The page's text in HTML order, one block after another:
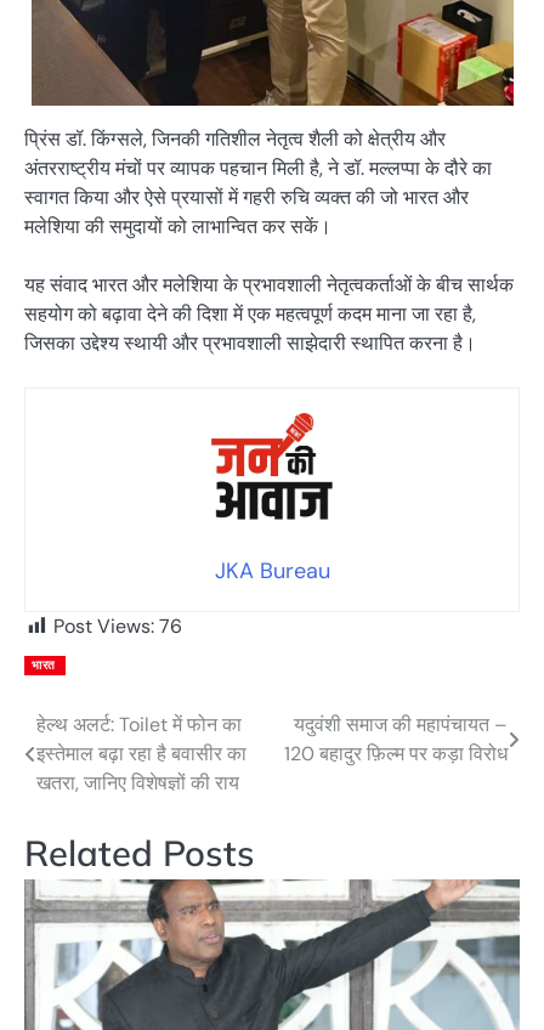
प्रिंस डॉ. किंग्सले, जिनकी गतिशील नेतृत्व शैली को क्षेत्रीय और
अंतरराष्ट्रीय मंचों पर व्यापक पहचान मिली है, ने डॉ. मल्लप्पा के दौरे का
स्वागत किया और ऐसे प्रयासों में गहरी रुचि व्यक्त की जो भारत और
मलेशिया की समुदायों को लाभान्वित कर सकें।
यह संवाद भारत और मलेशिया के प्रभावशाली नेतृत्वकर्ताओं के बीच सार्थक
सहयोग को बढ़ावा देने की दिशा में एक महत्वपूर्ण कदम माना जा रहा है,
जिसका उद्देश्य स्थायी और प्रभावशाली साझेदारी स्थापित करना है।
JKA Bureau
Post Views:76
भारत
Post
navigation
हेल्थ अलर्ट: Toilet में फोन का
इस्तेमाल बढ़ा रहा है बवासीर का
खतरा, जानिए विशेषज्ञों की राय
यदुवंशी समाज की महापंचायत –
120 बहादुर फ़िल्म पर कड़ा विरोध
Related Posts